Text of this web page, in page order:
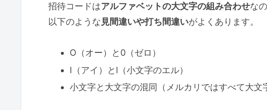
✅よくある原因③：相手のアカウントが停止して
招待コードはアルファベットの大文字の組み合わせな
以下のような見間違いや打ち間違いがよくあります。
O（オー）と0（ゼロ）
I（アイ）とl（小文字のエル）
小文字と大文字の混同（メルカリではすべて大文